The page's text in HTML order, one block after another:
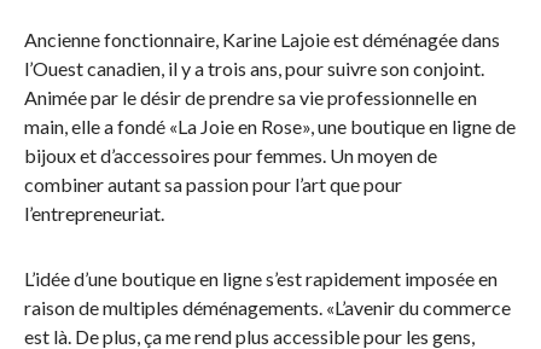
Ancienne fonctionnaire, Karine Lajoie est déménagée dans
l’Ouest canadien, il y a trois ans, pour suivre son conjoint.
Animée par le désir de prendre sa vie professionnelle en
main, elle a fondé «La Joie en Rose», une boutique en ligne de
bijoux et d’accessoires pour femmes. Un moyen de
combiner autant sa passion pour l’art que pour
l’entrepreneuriat.
L’idée d’une boutique en ligne s’est rapidement imposée en
raison de multiples déménagements. «L’avenir du commerce
est là. De plus, ça me rend plus accessible pour les gens,